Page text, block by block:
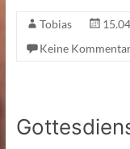
Tobias
Keine